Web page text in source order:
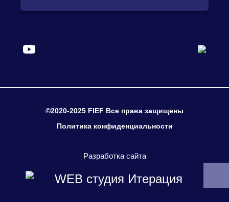
©2020-2025 FIEF Все права защищены
Политика конфиденциальности
Разработка сайта